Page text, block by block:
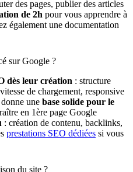
des pages, publier des articles
de 2h pour vous apprendre à
également une documentation
sur Google ?
dès leur création : structure
de chargement, responsive
une base solide pour le
en 1ère page Google
: création de contenu, backlinks,
prestations SEO dédiées si vous
du site ?